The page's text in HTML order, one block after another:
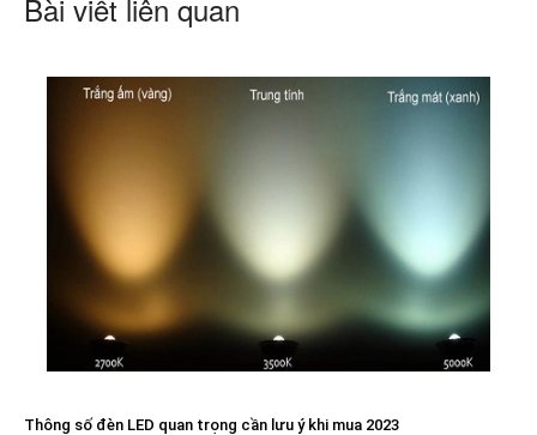
Bài viết liên quan
Thông số đèn LED quan trọng cần lưu ý khi mua 2023